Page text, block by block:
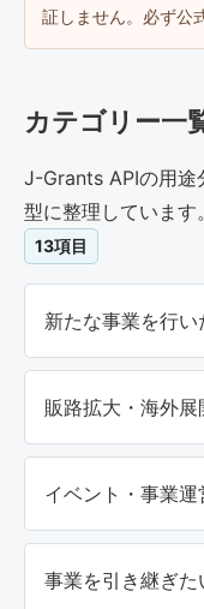
証しません。必ず公
カテゴリー一
J-Grants APIの用途
型に整理しています。
13項目
新たな事業を行い
販路拡大・海外展
イベント・事業
事業を引き継ぎた